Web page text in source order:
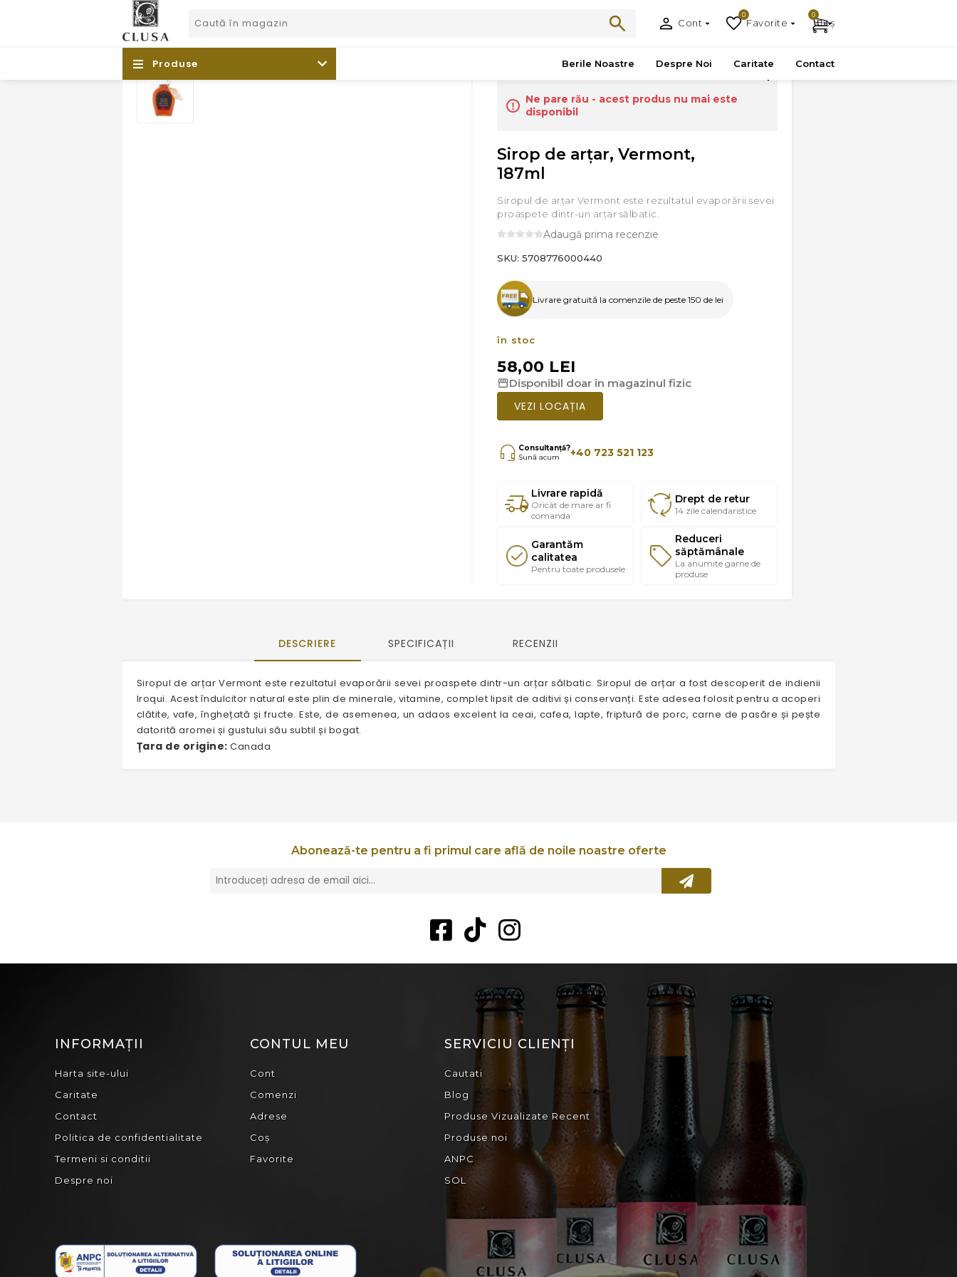
Cont Favorite
0
Coș
0
Berile Noastre Despre Noi Caritate Contact
Produse
Ne pare rău - acest produs nu mai este
disponibil
Sirop de arţar, Vermont,
187ml
Siropul de arțar Vermont este rezultatul evaporării sevei
proaspete dintr-un arțar sălbatic.
Adaugă prima recenzie
SKU: 5708776000440
Livrare gratuită la comenzile de peste 150 de lei
în stoc
58,00 LEI
Disponibil doar în magazinul fizic
VEZI LOCAȚIA
Consultanță?
Sună acum
+40 723 521 123
Livrare rapidă
Oricât de mare ar fi
comanda
Drept de retur
14 zile calendaristice
Garantăm
calitatea
Pentru toate produsele
Reduceri
săptămânale
La anumite game de
produse
DESCRIERE SPECIFICAȚII RECENZII
Siropul de arțar Vermont este rezultatul evaporării sevei proaspete dintr-un arțar sălbatic. Siropul de arțar a fost descoperit de indienii
Iroqui. Acest îndulcitor natural este plin de minerale, vitamine, complet lipsit de aditivi și conservanți. Este adesea folosit pentru a acoperi
clătite, vafe, înghețată și fructe. Este, de asemenea, un adaos excelent la ceai, cafea, lapte, friptură de porc, carne de pasăre și pește
datorită aromei și gustului său subtil și bogat.
Țara de origine: Canada
Abonează-te pentru a fi primul care află de noile noastre oferte
INFORMAȚII
Harta site-ului
Caritate
Contact
Politica de confidentialitate
Termeni si conditii
Despre noi
CONTUL MEU
Cont
Comenzi
Adrese
Coș
Favorite
SERVICIU CLIENȚI
Cautati
Blog
Produse Vizualizate Recent
Produse noi
ANPC
SOL